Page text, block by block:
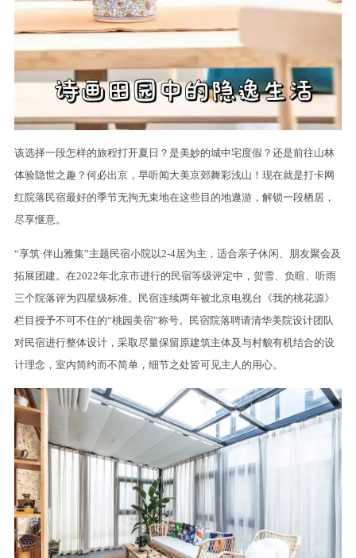
该选择一段怎样的旅程打开夏日？是美妙的城中宅度假？还是前往山林
体验隐世之趣？何必出京，早听闻大美京郊舞彩浅山！现在就是打卡网
红院落民宿最好的季节无拘无束地在这些目的地遨游，解锁一段栖居，
尽享惬意。
“享筑·伴山雅集”主题民宿小院以2-4居为主，适合亲子休闲、朋友聚会及
拓展团建。在2022年北京市进行的民宿等级评定中，贺雪、负暄、听雨
三个院落评为四星级标准。民宿连续两年被北京电视台《我的桃花源》
栏目授予不可不住的“桃园美宿”称号。民宿院落聘请清华美院设计团队
对民宿进行整体设计，采取尽量保留原建筑主体及与村貌有机结合的设
计理念，室内简约而不简单，细节之处皆可见主人的用心。